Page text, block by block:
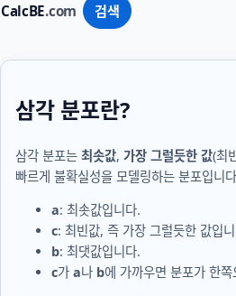
CalcBE.com 검색
삼각 분포란?
삼각 분포는 최솟값, 가장 그럴듯한 값(최
빠르게 불확실성을 모델링하는 분포입니
a: 최솟값입니다.
c: 최빈값, 즉 가장 그럴듯한 값입
b: 최댓값입니다.
c가 a나 b에 가까우면 분포가 한